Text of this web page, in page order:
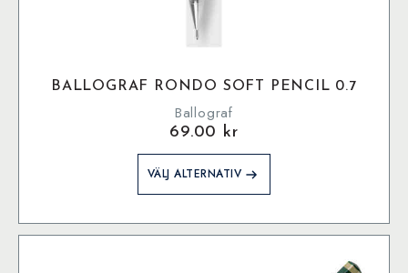
BALLOGRAF RONDO SOFT PENCIL 0.7
Ballograf
69.00 kr
VÄLJ ALTERNATIV
Den
här
har